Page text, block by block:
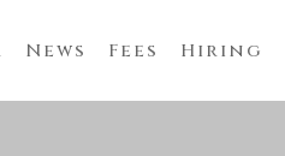
News Fees Hiring